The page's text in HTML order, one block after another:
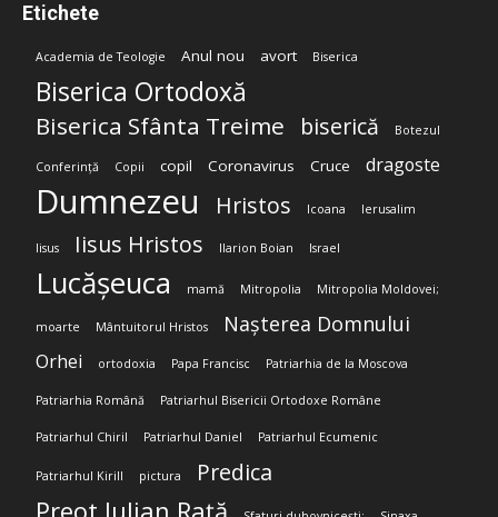
Etichete
Academia de Teologie Anul nou avort Biserica
Biserica Ortodoxă
Biserica Sfânta Treime biserică Botezul
Conferință Copii copil Coronavirus Cruce dragoste
Dumnezeu Hristos Icoana Ierusalim
Iisus Iisus Hristos Ilarion Boian Israel
Lucășeuca mamă Mitropolia Mitropolia Moldovei;
moarte Mântuitorul Hristos Nașterea Domnului
Orhei ortodoxia Papa Francisc Patriarhia de la Moscova
Patriarhia Română Patriarhul Bisericii Ortodoxe Române
Patriarhul Chiril Patriarhul Daniel Patriarhul Ecumenic
Patriarhul Kirill pictura Predica